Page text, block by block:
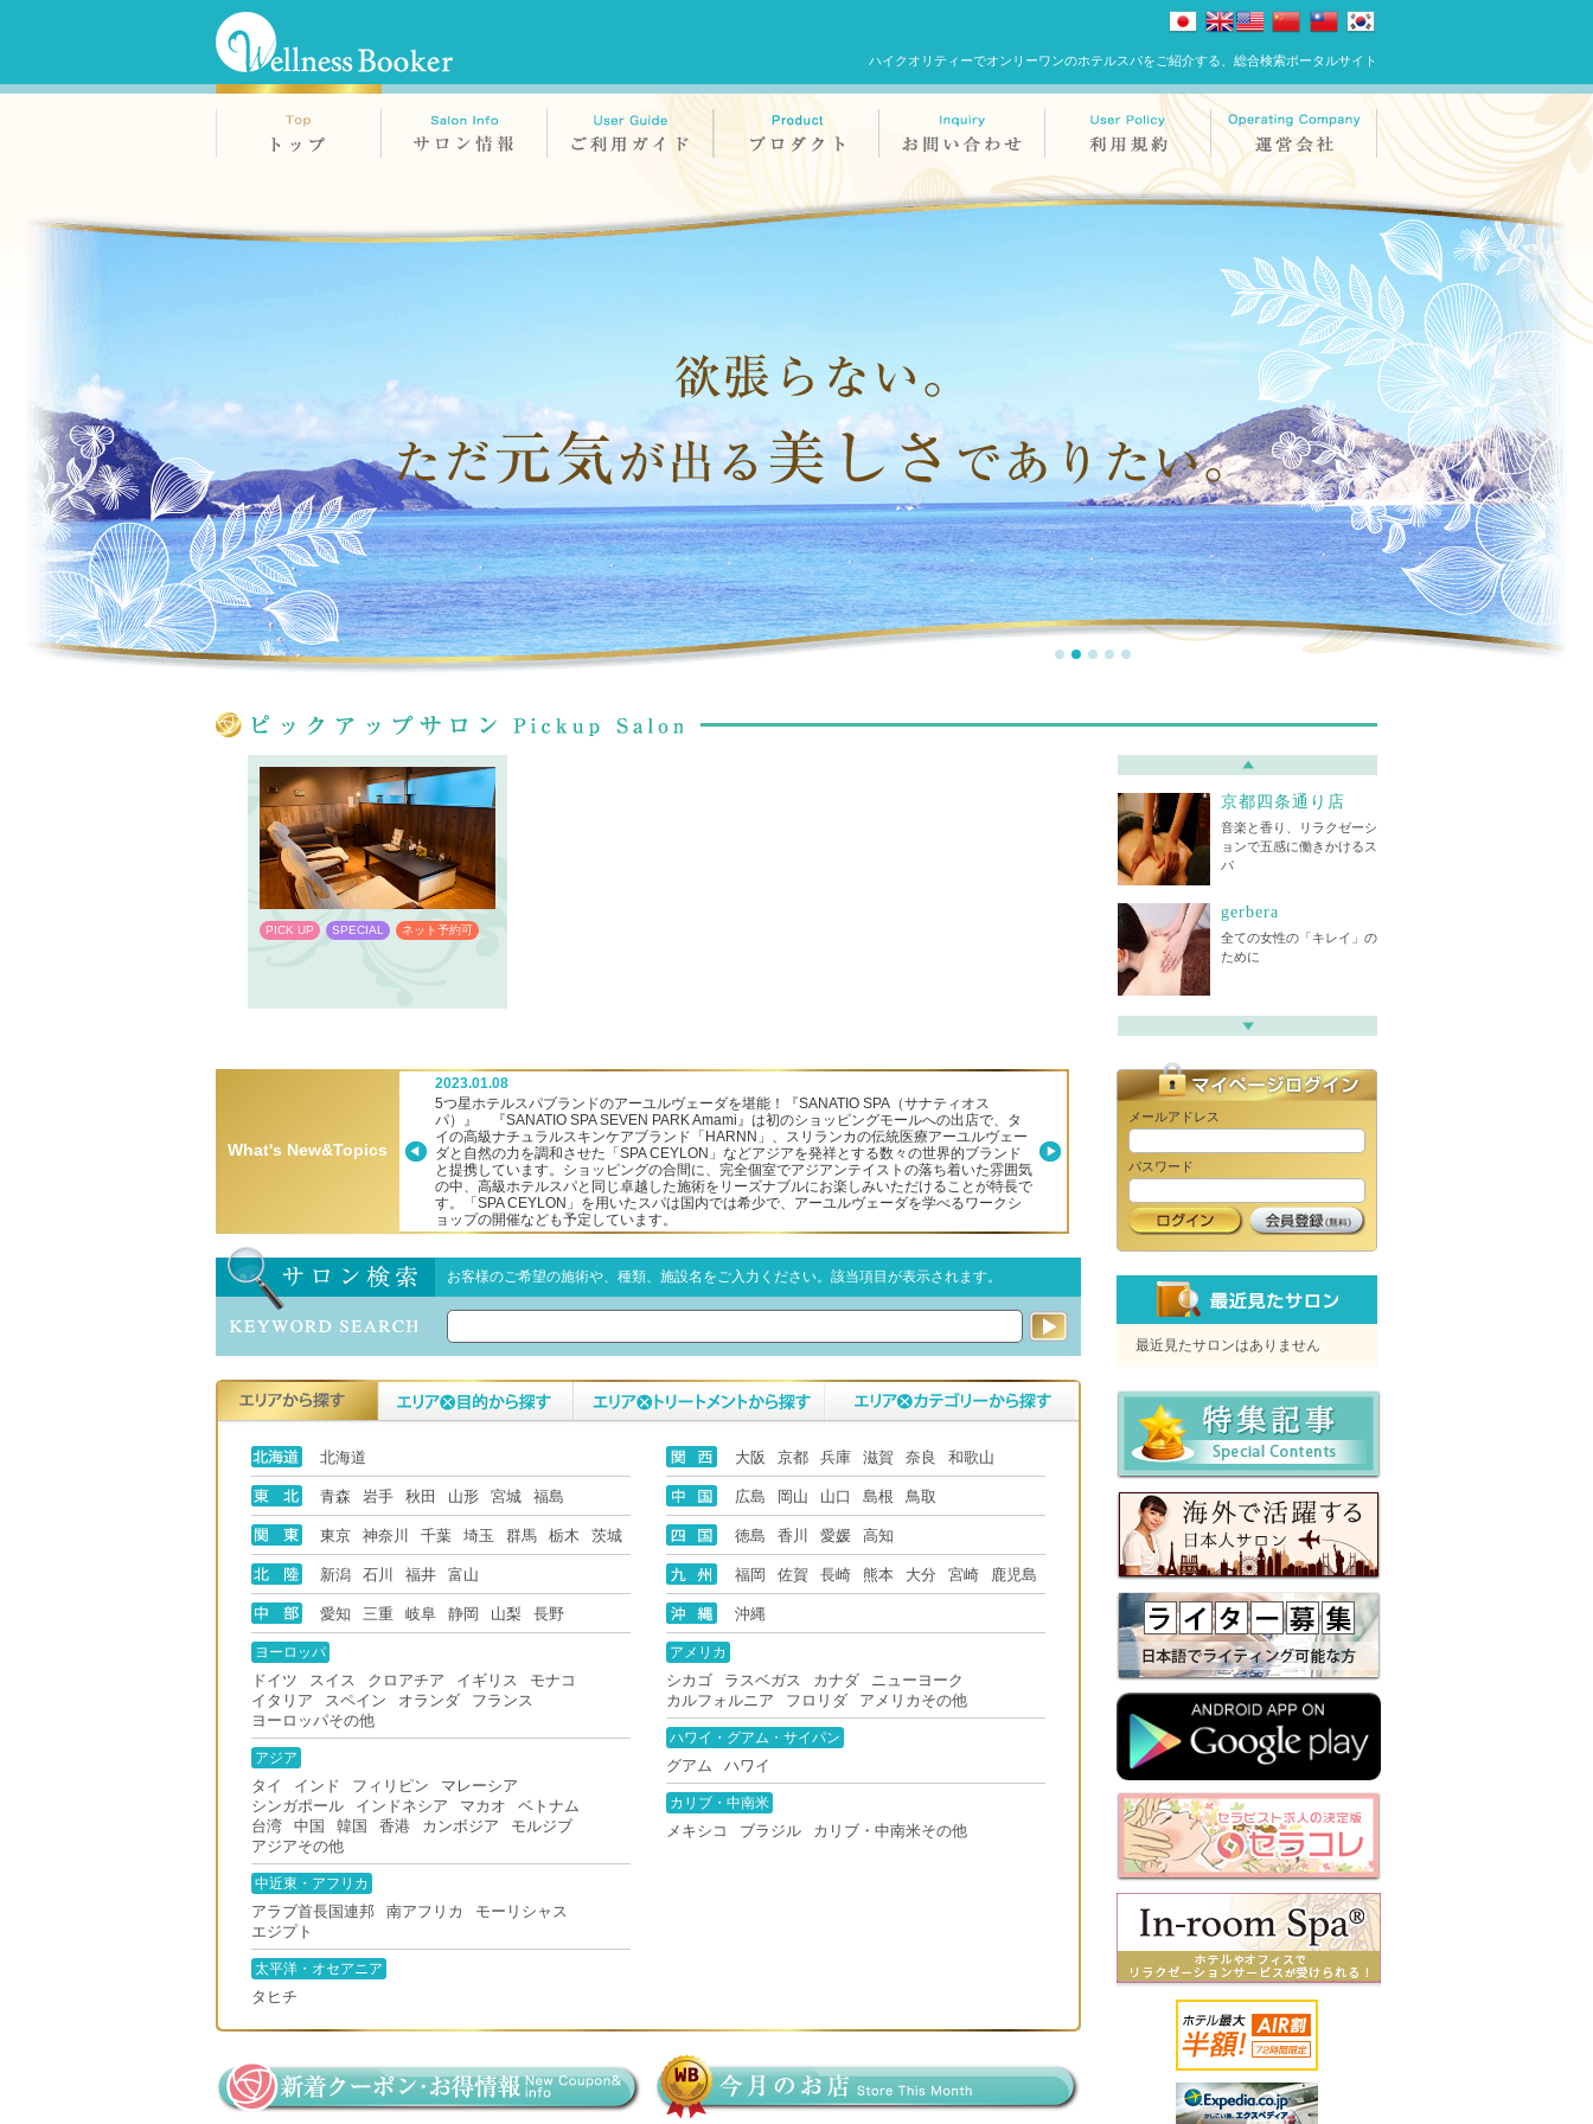
ハイクオリティーでオンリーワンのホテルスパをご紹介する、総合検索ポータルサイト
PICK UP SPECIAL ネット予約可
パルトネール 横浜店
アーユルヴェーダの浄化法
（デトックス）で内側から
輝くボディに☆
京都四条通り店
音楽と香り、リラクゼーシ
ョンで五感に働きかけるス
パ
gerbera
全ての女性の「キレイ」の
ために
きる都会のオアシス☆
デイスパSakura Resort～リラクゼーション
新潟市神道寺ネイル&リラ
クゼーションサロン～サク
Relaxia 六本木店
ングタイム
パルトネール 横浜店
（デトックス）で内側から
輝くボディに☆
ブルームーン
女性専用アロママッサージ
サロン
京都四条通り店
音楽と香り、リラクゼーシ
ョンで五感に働きかけるス
パ
gerbera
全ての女性の「キレイ」の
ために
What's New&Topics
2023.01.08
5つ星ホテルスパブランドのアーユルヴェーダを堪能！『SANATIO SPA（サナティオス
パ）』 『SANATIO SPA SEVEN PARK Amami』は初のショッピングモールへの出店で、タ
イの高級ナチュラルスキンケアブランド「HARNN」、スリランカの伝統医療アーユルヴェー
ダと自然の力を調和させた「SPA CEYLON」などアジアを発祥とする数々の世界的ブランド
と提携しています。ショッピングの合間に、完全個室でアジアンテイストの落ち着いた雰囲気
の中、高級ホテルスパと同じ卓越した施術をリーズナブルにお楽しみいただけることが特長で
す。「SPA CEYLON」を用いたスパは国内では希少で、アーユルヴェーダを学べるワークシ
ョップの開催なども予定しています。
2022.12.05
国内外12拠点で人気の純日本ホテルスパ『庵SPA（アンスパ）』北海道で
コビレッジ」に2022年12月24日オープン 四季折々を楽しむ贅沢な空間で
SPA NISEKO』ご利用のお客様は、ニセコの大自然を眺めながら心身ともに
げる、ヒルトンニセコビレッジの自家源泉かけ流し温泉施設を無料でお楽
（※通常は日帰り入浴を実施しておらず、ご宿泊のお客様・フィットネス
お客様のご希望の施術や、種類、施設名をご入力ください。該当項目が表示されます。
北海道
青森 岩手 秋田 山形 宮城 福島
東京 神奈川 千葉 埼玉 群馬 栃木 茨城
新潟 石川 福井 富山
愛知 三重 岐阜 静岡 山梨 長野
大阪 京都 兵庫 滋賀 奈良 和歌山
広島 岡山 山口 島根 鳥取
徳島 香川 愛媛 高知
福岡 佐賀 長崎 熊本 大分 宮崎 鹿児島
沖縄
ヨーロッパ
ドイツ スイス クロアチア イギリス
モナコ
イタリア
スペイン オランダ
フランス
ヨーロッパその他
アジア
タイ インド フィリピン
マレーシア
シンガポール
インドネシア マカオ
ベトナム
台湾
中国 韓国 香港 カンボジア
モルジブ
アジアその他
中近東・アフリカ
アラブ首長国連邦 南アフリカ
モーリシャス
エジプト
太平洋・オセアニア
タヒチ
アメリカ
シカゴ ラスベガス カナダ
ニューヨーク
カルフォルニア
フロリダ アメリカその他
ハワイ・グアム・サイパン
グアム ハワイ
カリブ・中南米
メキシコ ブラジル カリブ・中南米その他
メールアドレス
パスワード
最近見たサロンはありません